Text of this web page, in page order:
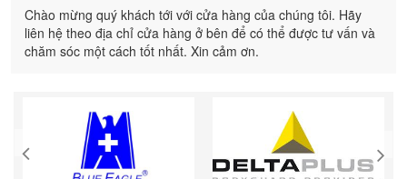
Chào mừng quý khách tới với cửa hàng của chúng tôi. Hãy
liên hệ theo địa chỉ cửa hàng ở bên để có thể được tư vấn và
chăm sóc một cách tốt nhất. Xin cảm ơn.